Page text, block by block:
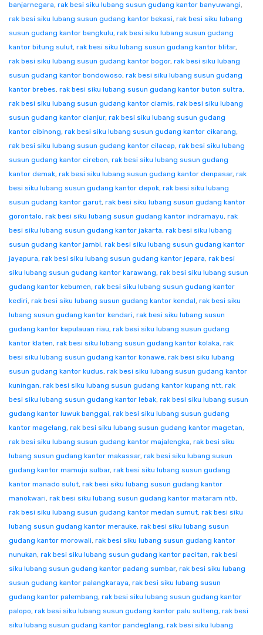
banjarnegara, rak besi siku lubang susun gudang kantor banyuwangi,
rak besi siku lubang susun gudang kantor bekasi, rak besi siku lubang
susun gudang kantor bengkulu, rak besi siku lubang susun gudang
kantor bitung sulut, rak besi siku lubang susun gudang kantor blitar,
rak besi siku lubang susun gudang kantor bogor, rak besi siku lubang
susun gudang kantor bondowoso, rak besi siku lubang susun gudang
kantor brebes, rak besi siku lubang susun gudang kantor buton sultra,
rak besi siku lubang susun gudang kantor ciamis, rak besi siku lubang
susun gudang kantor cianjur, rak besi siku lubang susun gudang
kantor cibinong, rak besi siku lubang susun gudang kantor cikarang,
rak besi siku lubang susun gudang kantor cilacap, rak besi siku lubang
susun gudang kantor cirebon, rak besi siku lubang susun gudang
kantor demak, rak besi siku lubang susun gudang kantor denpasar, rak
besi siku lubang susun gudang kantor depok, rak besi siku lubang
susun gudang kantor garut, rak besi siku lubang susun gudang kantor
gorontalo, rak besi siku lubang susun gudang kantor indramayu, rak
besi siku lubang susun gudang kantor jakarta, rak besi siku lubang
susun gudang kantor jambi, rak besi siku lubang susun gudang kantor
jayapura, rak besi siku lubang susun gudang kantor jepara, rak besi
siku lubang susun gudang kantor karawang, rak besi siku lubang susun
gudang kantor kebumen, rak besi siku lubang susun gudang kantor
kediri, rak besi siku lubang susun gudang kantor kendal, rak besi siku
lubang susun gudang kantor kendari, rak besi siku lubang susun
gudang kantor kepulauan riau, rak besi siku lubang susun gudang
kantor klaten, rak besi siku lubang susun gudang kantor kolaka, rak
besi siku lubang susun gudang kantor konawe, rak besi siku lubang
susun gudang kantor kudus, rak besi siku lubang susun gudang kantor
kuningan, rak besi siku lubang susun gudang kantor kupang ntt, rak
besi siku lubang susun gudang kantor lebak, rak besi siku lubang susun
gudang kantor luwuk banggai, rak besi siku lubang susun gudang
kantor magelang, rak besi siku lubang susun gudang kantor magetan,
rak besi siku lubang susun gudang kantor majalengka, rak besi siku
lubang susun gudang kantor makassar, rak besi siku lubang susun
gudang kantor mamuju sulbar, rak besi siku lubang susun gudang
kantor manado sulut, rak besi siku lubang susun gudang kantor
manokwari, rak besi siku lubang susun gudang kantor mataram ntb,
rak besi siku lubang susun gudang kantor medan sumut, rak besi siku
lubang susun gudang kantor merauke, rak besi siku lubang susun
gudang kantor morowali, rak besi siku lubang susun gudang kantor
nunukan, rak besi siku lubang susun gudang kantor pacitan, rak besi
siku lubang susun gudang kantor padang sumbar, rak besi siku lubang
susun gudang kantor palangkaraya, rak besi siku lubang susun
gudang kantor palembang, rak besi siku lubang susun gudang kantor
palopo, rak besi siku lubang susun gudang kantor palu sulteng, rak besi
siku lubang susun gudang kantor pandeglang, rak besi siku lubang